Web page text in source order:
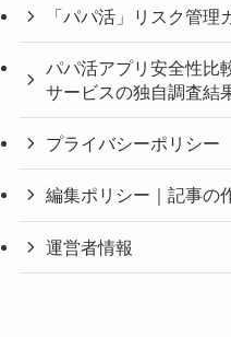
「パパ活」リスク管理
パパ活アプリ安全性比
サービスの独自調査結
プライバシーポリシー
編集ポリシー｜記事の
運営者情報